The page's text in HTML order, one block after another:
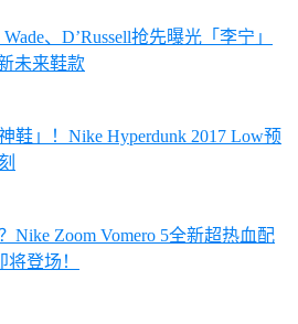
、D’Russell抢先曝光「李宁」
未来鞋款
鞋」！Nike Hyperdunk 2017 Low预
Nike Zoom Vomero 5全新超热血配
登场！